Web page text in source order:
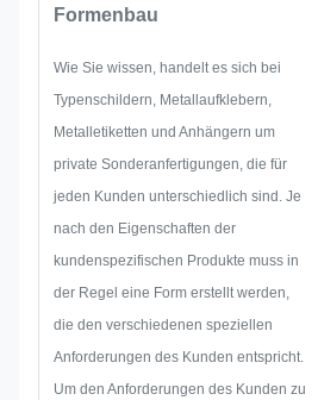
Formenbau
Wie Sie wissen, handelt es sich bei
Typenschildern, Metallaufklebern,
Metalletiketten und Anhängern um
private Sonderanfertigungen, die für
jeden Kunden unterschiedlich sind. Je
nach den Eigenschaften der
kundenspezifischen Produkte muss in
der Regel eine Form erstellt werden,
die den verschiedenen speziellen
Anforderungen des Kunden entspricht.
Um den Anforderungen des Kunden zu